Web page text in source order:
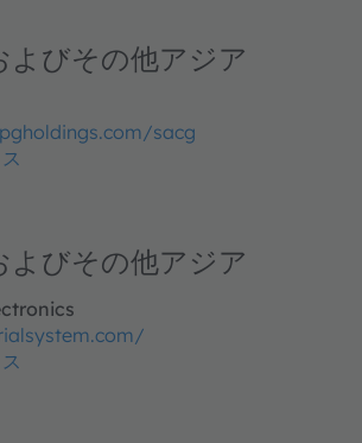
よびその他アジア
sacg
よびその他アジア